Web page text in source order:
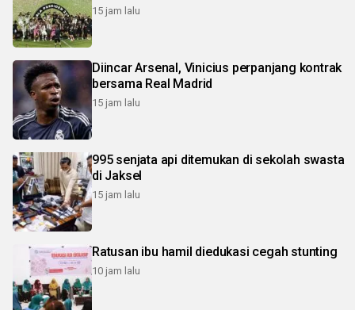
15 jam lalu
Diincar Arsenal, Vinicius perpanjang kontrak
bersama Real Madrid
15 jam lalu
995 senjata api ditemukan di sekolah swasta
di Jaksel
15 jam lalu
Ratusan ibu hamil diedukasi cegah stunting
10 jam lalu